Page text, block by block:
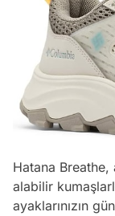
Hatana Breathe,
alabilir
ayaklarınızın